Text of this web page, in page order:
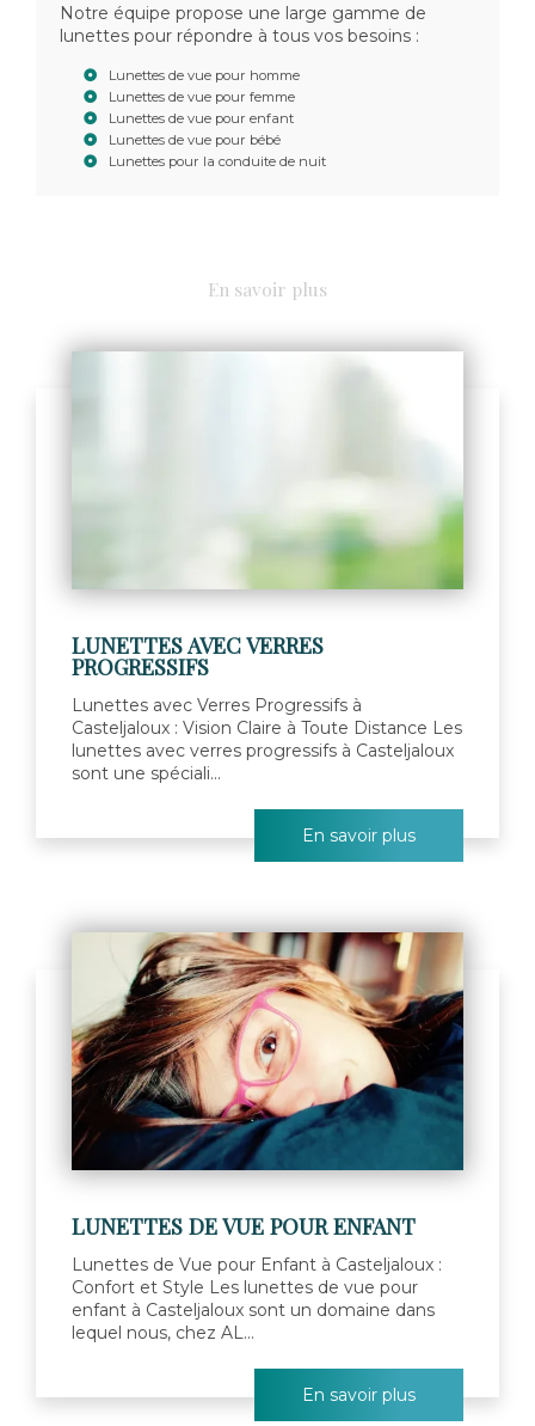
Notre équipe propose une large gamme de
lunettes pour répondre à tous vos besoins :
Lunettes de vue pour homme
Lunettes de vue pour femme
Lunettes de vue pour enfant
Lunettes de vue pour bébé
Lunettes pour la conduite de nuit
En savoir plus
LUNETTES AVEC VERRES
PROGRESSIFS
Lunettes avec Verres Progressifs à
Casteljaloux : Vision Claire à Toute Distance Les
lunettes avec verres progressifs à Casteljaloux
sont une spéciali...
En savoir plus
LUNETTES DE VUE POUR ENFANT
Lunettes de Vue pour Enfant à Casteljaloux :
Confort et Style Les lunettes de vue pour
enfant à Casteljaloux sont un domaine dans
lequel nous, chez AL...
En savoir plus